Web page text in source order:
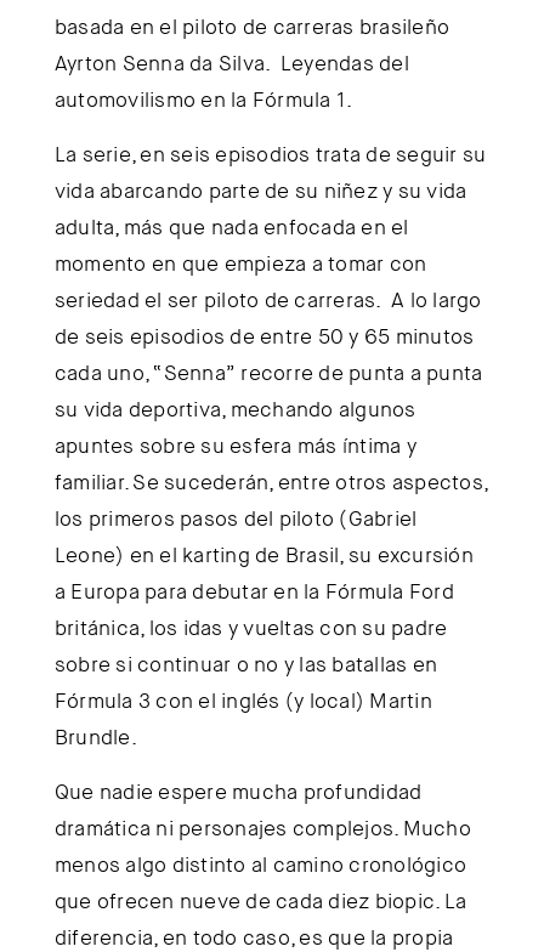
basada en el piloto de carreras brasileño
Ayrton Senna da Silva. Leyendas del
automovilismo en la Fórmula 1.
La serie, en seis episodios trata de seguir su
vida abarcando parte de su niñez y su vida
adulta, más que nada enfocada en el
momento en que empieza a tomar con
seriedad el ser piloto de carreras. A lo largo
de seis episodios de entre 50 y 65 minutos
cada uno, “Senna” recorre de punta a punta
su vida deportiva, mechando algunos
apuntes sobre su esfera más íntima y
familiar. Se sucederán, entre otros aspectos,
los primeros pasos del piloto (Gabriel
Leone) en el karting de Brasil, su excursión
a Europa para debutar en la Fórmula Ford
británica, los idas y vueltas con su padre
sobre si continuar o no y las batallas en
Fórmula 3 con el inglés (y local) Martin
Brundle.
Que nadie espere mucha profundidad
dramática ni personajes complejos. Mucho
menos algo distinto al camino cronológico
que ofrecen nueve de cada diez biopic. La
diferencia, en todo caso, es que la propia